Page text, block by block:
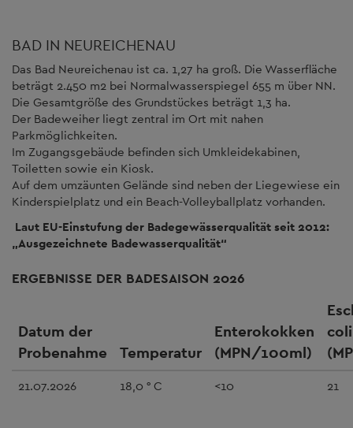
BAD IN NEUREICHENAU
Das Bad Neureichenau ist ca. 1,27 ha groß. Die Wasserfläche
beträgt 2.450 m2 bei Normalwasserspiegel 655 m über NN.
Die Gesamtgröße des Grundstückes beträgt 1,3 ha.
Der Badeweiher liegt zentral im Ort mit nahen
Parkmöglichkeiten.
Im Zugangsgebäude befinden sich Umkleidekabinen,
Toiletten sowie ein Kiosk.
Auf dem umzäunten Gelände sind neben der Liegewiese ein
Kinderspielplatz und ein Beach-Volleyballplatz vorhanden.
Laut EU-Einstufung der Badegewässerqualität seit 2012:
„Ausgezeichnete Badewasserqualität“
ERGEBNISSE DER BADESAISON 2026
Datum der
Probenahme
Temperatur
Enterokokken
(MPN/100ml)
coli
21.07.2026 18,0 ° C <10 21